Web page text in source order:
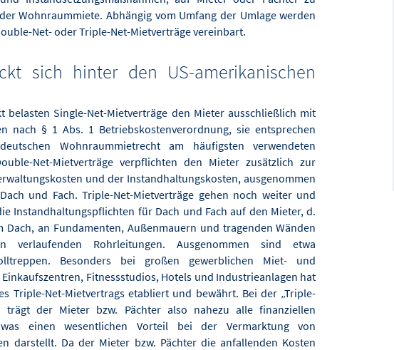
Wohnraummiete. Abhängig vom Umfang der Umlage werden
Net- oder Triple-Net-Mietverträge vereinbart.
sich hinter den US-amerikanischen
belasten Single-Net-Mietverträge den Mieter ausschließlich mit
nach § 1 Abs. 1 Betriebskostenverordnung, sie entsprechen
Wohnraummietrecht am häufigsten verwendeten
Net-Mietverträge verpflichten den Mieter zusätzlich zur
und der Instandhaltungskosten, ausgenommen
und Fach. Triple-Net-Mietverträge gehen noch weiter und
Instandhaltungspflichten für Dach und Fach auf den Mieter, d.
Dach, an Fundamenten, Außenmauern und tragenden Wänden
verlaufenden Rohrleitungen. Ausgenommen sind etwa
Besonders bei großen gewerblichen Miet- und
Fitnessstudios, Hotels und Industrieanlagen hat
Triple-Net-Mietvertrags etabliert und bewährt. Bei der „Triple-
trägt der Mieter bzw. Pächter also nahezu alle finanziellen
was einen wesentlichen Vorteil bei der Vermarktung von
darstellt. Da der Mieter bzw. Pächter die anfallenden Kosten